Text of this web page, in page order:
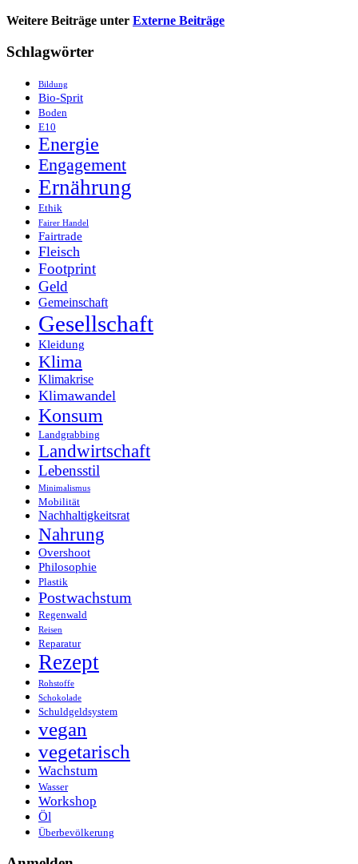
Weitere Beiträge unter Externe Beiträge
Schlagwörter
Bildung
Bio-Sprit
Boden
E10
Energie
Engagement
Ernährung
Ethik
Fairer Handel
Fairtrade
Fleisch
Footprint
Geld
Gemeinschaft
Gesellschaft
Kleidung
Klima
Klimakrise
Klimawandel
Konsum
Landgrabbing
Landwirtschaft
Lebensstil
Minimalismus
Mobilität
Nachhaltigkeitsrat
Nahrung
Overshoot
Philosophie
Plastik
Postwachstum
Regenwald
Reisen
Reparatur
Rezept
Rohstoffe
Schokolade
Schuldgeldsystem
vegan
vegetarisch
Wachstum
Wasser
Workshop
Öl
Überbevölkerung